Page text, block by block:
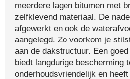
meerdere lagen bitumen met
zelfklevend materiaal. De
afgewerkt en ook de
aangelegd. Zo voorkom je
aan de dakstructuur. Een
biedt langdurige bescherming
onderhoudsvriendelijk en